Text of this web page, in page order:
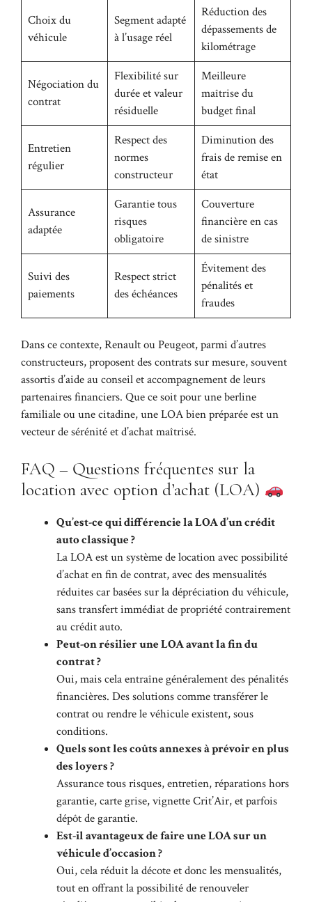
Choix du
véhicule
Segment adapté
à l’usage réel
Réduction des
dépassements de
kilométrage
Négociation du
contrat
Flexibilité sur
durée et valeur
résiduelle
Meilleure
maîtrise du
budget final
Entretien
régulier
Respect des
normes
constructeur
Diminution des
frais de remise en
état
Assurance
adaptée
Garantie tous
risques
obligatoire
Couverture
financière en cas
de sinistre
Suivi des
paiements
Respect strict
des échéances
Évitement des
pénalités et
fraudes
Dans ce contexte, Renault ou Peugeot, parmi d’autres
constructeurs, proposent des contrats sur mesure, souvent
assortis d’aide au conseil et accompagnement de leurs
partenaires financiers. Que ce soit pour une berline
familiale ou une citadine, une LOA bien préparée est un
vecteur de sérénité et d’achat maîtrisé.
FAQ – Questions fréquentes sur la
location avec option d’achat (LOA)
Qu’est-ce qui différencie la LOA d’un crédit
auto classique ?
La LOA est un système de location avec possibilité
d’achat en fin de contrat, avec des mensualités
réduites car basées sur la dépréciation du véhicule,
sans transfert immédiat de propriété contrairement
au crédit auto.
Peut-on résilier une LOA avant la fin du
contrat ?
Oui, mais cela entraîne généralement des pénalités
financières. Des solutions comme transférer le
contrat ou rendre le véhicule existent, sous
conditions.
Quels sont les coûts annexes à prévoir en plus
des loyers ?
Assurance tous risques, entretien, réparations hors
garantie, carte grise, vignette Crit’Air, et parfois
dépôt de garantie.
Est-il avantageux de faire une LOA sur un
véhicule d’occasion ?
Oui, cela réduit la décote et donc les mensualités,
tout en offrant la possibilité de renouveler